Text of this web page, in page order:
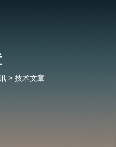
> 技术文章